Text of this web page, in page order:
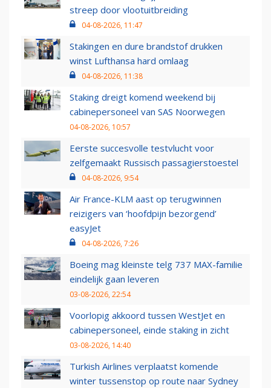
streep door vlootuitbreiding
04-08-2026, 11:47
Stakingen en dure brandstof drukken
winst Lufthansa hard omlaag
04-08-2026, 11:38
Staking dreigt komend weekend bij
cabinepersoneel van SAS Noorwegen
04-08-2026, 10:57
Eerste succesvolle testvlucht voor
zelfgemaakt Russisch passagierstoestel
04-08-2026, 9:54
Air France-KLM aast op terugwinnen
reizigers van ‘hoofdpijn bezorgend’
easyJet
04-08-2026, 7:26
Boeing mag kleinste telg 737 MAX-familie
eindelijk gaan leveren
03-08-2026, 22:54
Voorlopig akkoord tussen WestJet en
cabinepersoneel, einde staking in zicht
03-08-2026, 14:40
Turkish Airlines verplaatst komende
winter tussenstop op route naar Sydney